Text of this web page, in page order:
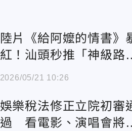
陸片《給阿嬤的情書》
紅！汕頭秒推「神級路
線」粉絲朝聖打卡
2026/05/21 10:26
娛樂稅法修正立院初審
過 看電影、演唱會將